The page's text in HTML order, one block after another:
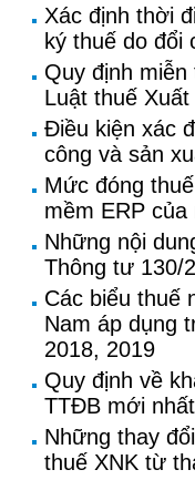
Xác định thời
ký thuế do đổi
Quy định
Luật thuế
Điều kiện xác
công và sản
Mức đóng
mềm ERP
Những nội
Thông tư 130/
Các biểu thuế
Nam áp dụng
2018, 2019
Quy định về
TTĐB mới nhất
Những thay
thuế XNK từ